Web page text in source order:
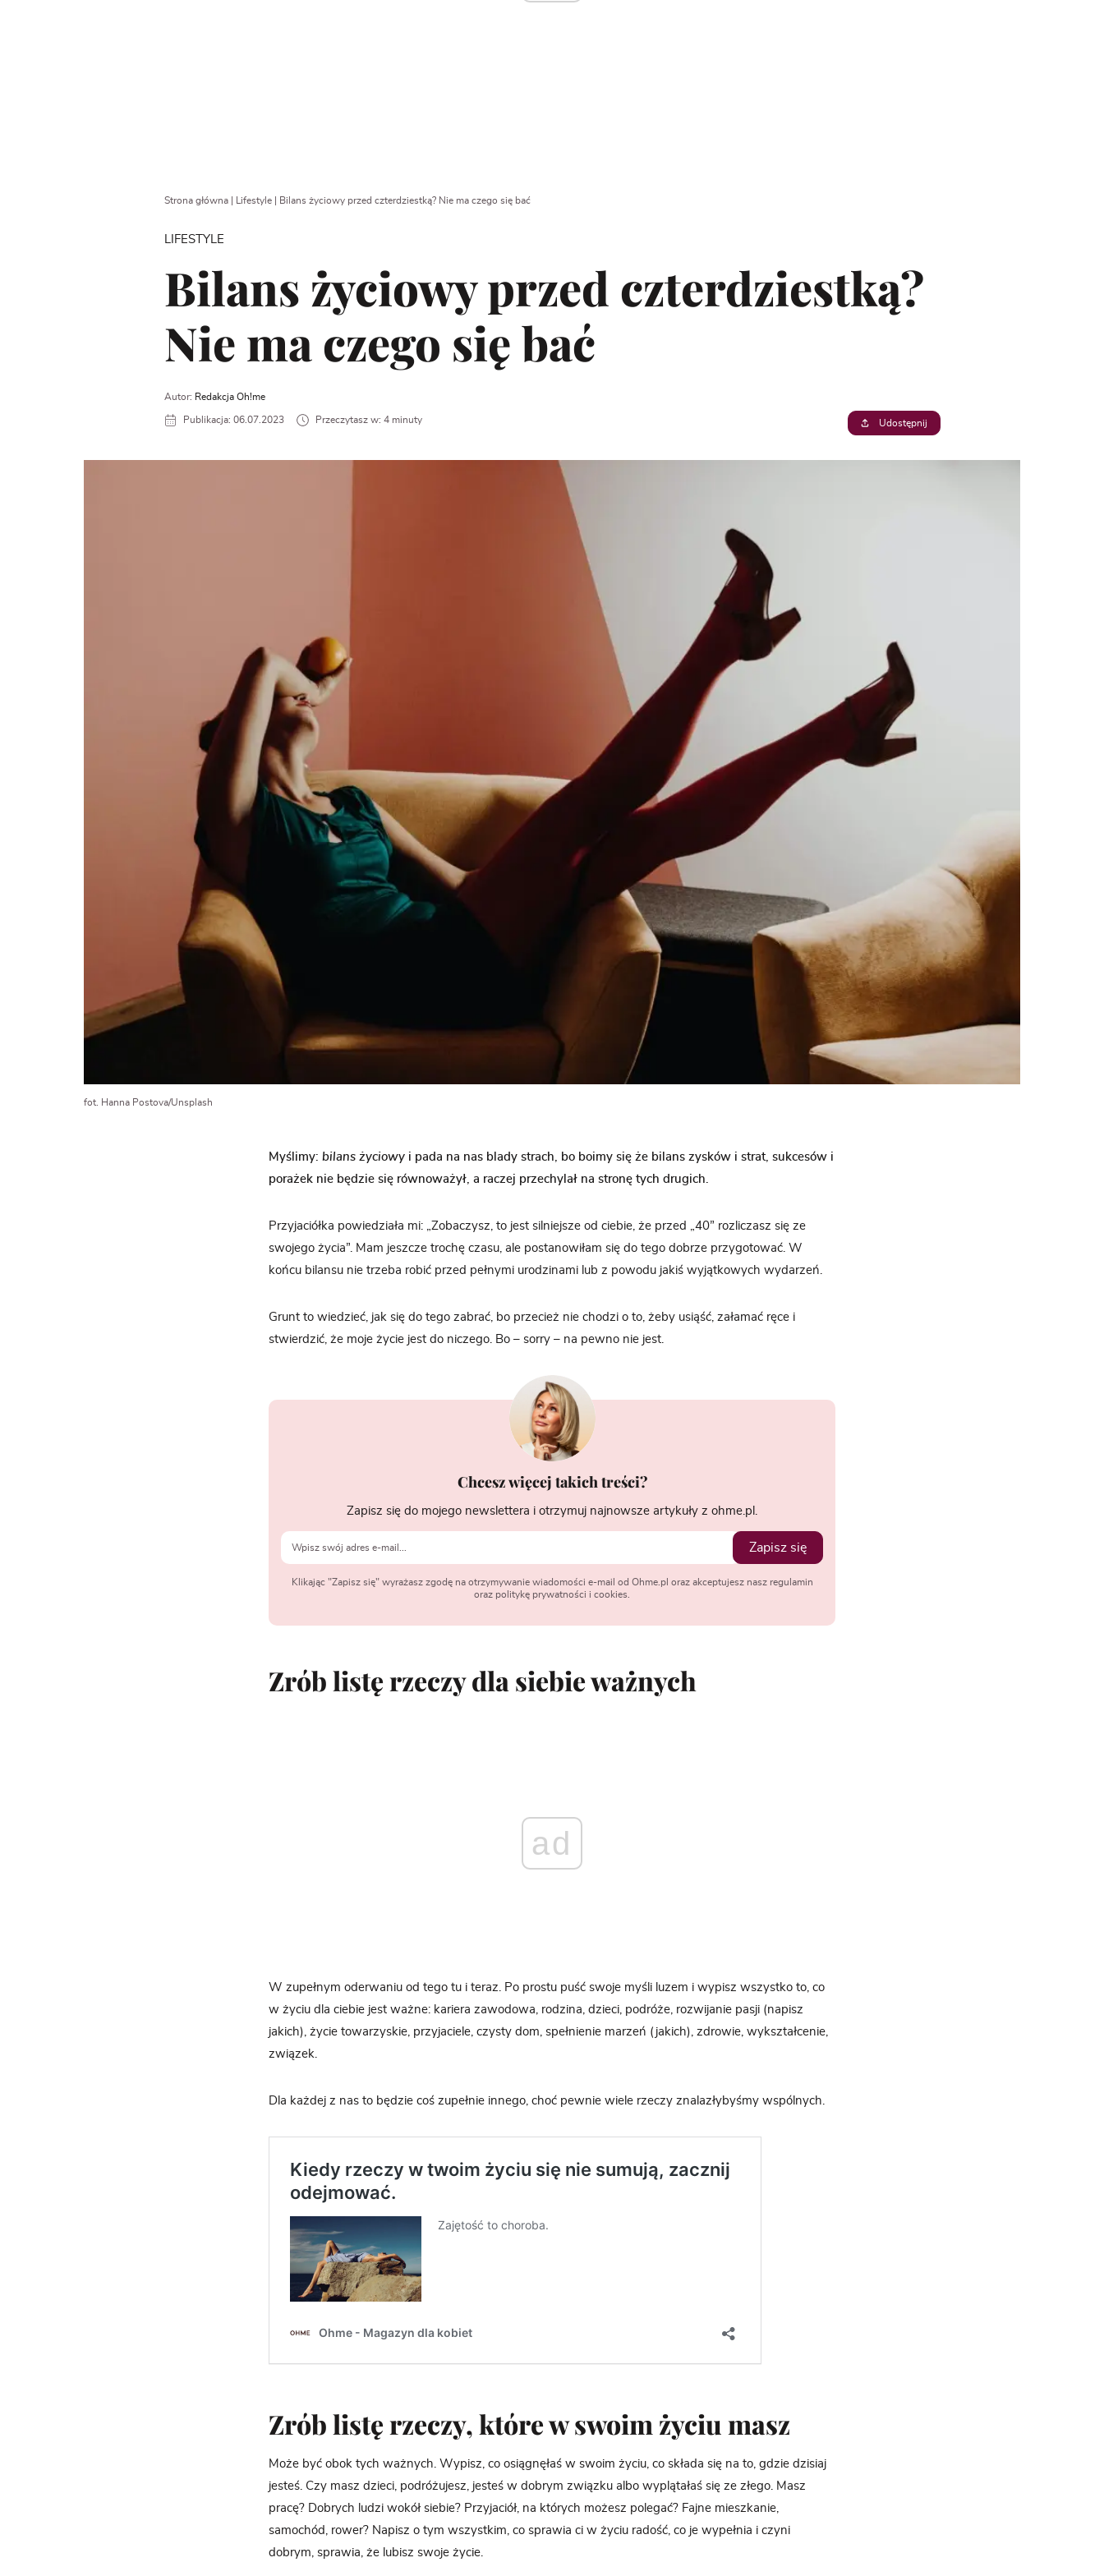
Strona główna| Lifestyle| Bilans życiowy przed czterdziestką? Nie ma czego się bać
LIFESTYLE
Bilans życiowy przed czterdziestką?
Nie ma czego się bać
Autor: Redakcja Oh!me
Publikacja: 06.07.2023 Przeczytasz w: 4 minuty Udostępnij
fot. Hanna Postova/Unsplash
Myślimy: bilans życiowy i pada na nas blady strach, bo boimy się że bilans zysków i strat, sukcesów i
porażek nie będzie się równoważył, a raczej przechylał na stronę tych drugich.
Przyjaciółka powiedziała mi: „Zobaczysz, to jest silniejsze od ciebie, że przed „40” rozliczasz się ze
swojego życia”. Mam jeszcze trochę czasu, ale postanowiłam się do tego dobrze przygotować. W
końcu bilansu nie trzeba robić przed pełnymi urodzinami lub z powodu jakiś wyjątkowych wydarzeń.
Grunt to wiedzieć, jak się do tego zabrać, bo przecież nie chodzi o to, żeby usiąść, załamać ręce i
stwierdzić, że moje życie jest do niczego. Bo – sorry – na pewno nie jest.
Chcesz więcej takich treści?
Zapisz się do mojego newslettera i otrzymuj najnowsze artykuły z ohme.pl.
Zapisz się
Klikając "Zapisz się" wyrażasz zgodę na otrzymywanie wiadomości e-mail od Ohme.pl oraz akceptujesz nasz regulamin
oraz politykę prywatności i cookies.
Zrób listę rzeczy dla siebie ważnych
ad
W zupełnym oderwaniu od tego tu i teraz. Po prostu puść swoje myśli luzem i wypisz wszystko to, co
w życiu dla ciebie jest ważne: kariera zawodowa, rodzina, dzieci, podróże, rozwijanie pasji (napisz
jakich), życie towarzyskie, przyjaciele, czysty dom, spełnienie marzeń (jakich), zdrowie, wykształcenie,
związek.
Dla każdej z nas to będzie coś zupełnie innego, choć pewnie wiele rzeczy znalazłybyśmy wspólnych.
Zrób listę rzeczy, które w swoim życiu masz
Może być obok tych ważnych. Wypisz, co osiągnęłaś w swoim życiu, co składa się na to, gdzie dzisiaj
jesteś. Czy masz dzieci, podróżujesz, jesteś w dobrym związku albo wyplątałaś się ze złego. Masz
pracę? Dobrych ludzi wokół siebie? Przyjaciół, na których możesz polegać? Fajne mieszkanie,
samochód, rower? Napisz o tym wszystkim, co sprawia ci w życiu radość, co je wypełnia i czyni
dobrym, sprawia, że lubisz swoje życie.